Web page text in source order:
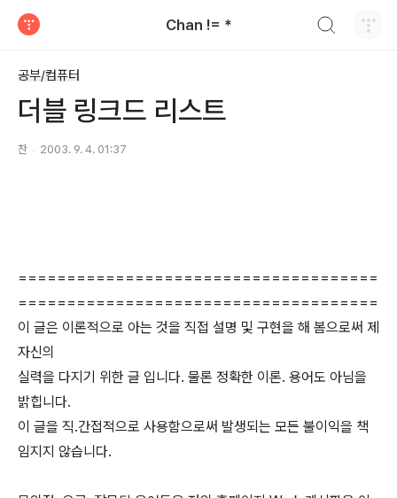
Chan != *
공부/컴퓨터
더블 링크드 리스트
찬 2003. 9. 4. 01:37
=====================================
=====================================
이 글은 이론적으로 아는 것을 직접 설명 및 구현을 해 봄으로써 제
자신의
실력을 다지기 위한 글 입니다. 물론 정확한 이론. 용어도 아님을
밝힙니다.
이 글을 직.간접적으로 사용함으로써 발생되는 모든 불이익을 책
임지지 않습니다.